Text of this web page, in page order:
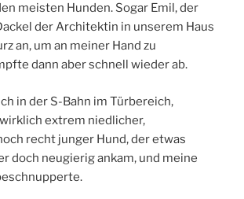
meisten Hunden. Sogar Emil, der
der Architektin in unserem Haus
an, um an meiner Hand zu
dann aber schnell wieder ab.
in der S-Bahn im Türbereich,
extrem niedlicher,
recht junger Hund, der etwas
doch neugierig ankam, und meine